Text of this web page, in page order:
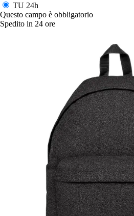
TU 24h
Questo campo è obbligatorio
Spedito in 24 ore